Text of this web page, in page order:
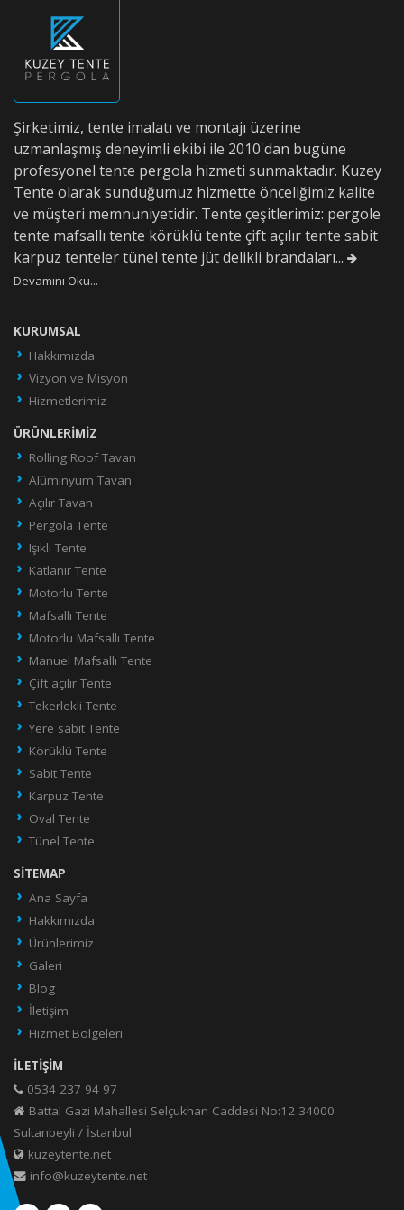
Şirketimiz, tente imalatı ve montajı üzerine
uzmanlaşmış deneyimli ekibi ile 2010'dan bugüne
profesyonel tente pergola hizmeti sunmaktadır. Kuzey
Tente olarak sunduğumuz hizmette önceliğimiz kalite
ve müşteri memnuniyetidir. Tente çeşitlerimiz: pergole
tente mafsallı tente körüklü tente çift açılır tente sabit
karpuz tenteler tünel tente jüt delikli brandaları...
Devamını Oku...
KURUMSAL
Hakkımızda
Vizyon ve Misyon
Hizmetlerimiz
ÜRÜNLERIMIZ
Rolling Roof Tavan
Alüminyum Tavan
Açılır Tavan
Pergola Tente
Işıklı Tente
Katlanır Tente
Motorlu Tente
Mafsallı Tente
Motorlu Mafsallı Tente
Manuel Mafsallı Tente
Çift açılır Tente
Tekerlekli Tente
Yere sabit Tente
Körüklü Tente
Sabit Tente
Karpuz Tente
Oval Tente
Tünel Tente
SITEMAP
Ana Sayfa
Hakkımızda
Ürünlerimiz
Galeri
Blog
İletişim
Hizmet Bölgeleri
İLETIŞIM
0534 237 94 97
Battal Gazi Mahallesi Selçukhan Caddesi No:12 34000
Sultanbeyli / İstanbul
kuzeytente.net
info@kuzeytente.net